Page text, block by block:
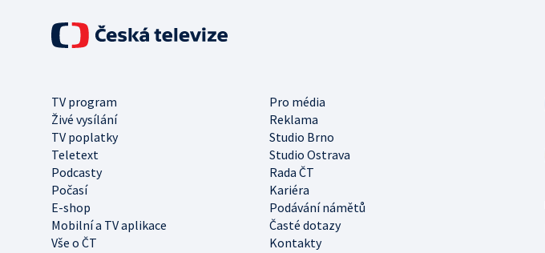
TV program
Pro média
Živé vysílání
Reklama
TV poplatky
Studio Brno
Teletext
Studio Ostrava
Podcasty
Rada ČT
Počasí
Kariéra
E-shop
Podávání námětů
Mobilní a TV aplikace
Časté dotazy
Vše o ČT
Kontakty